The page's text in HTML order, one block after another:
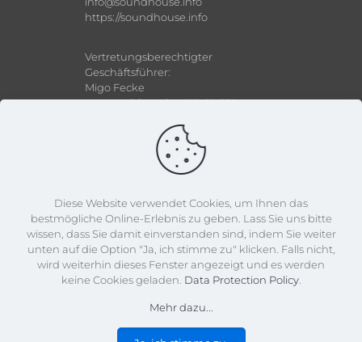
https://soundhouse.info
Vertretungsberechtigter
Geschäftsführer:
Migo Fecke
Amtsgericht Köln HRB 29 530
Umsatzsteuer-
Identifikationsnummer:
All rights reserved - sound⁄house 2024
Diese Website verwendet Cookies, um Ihnen das
bestmögliche Online-Erlebnis zu geben. Lass Sie uns bitte
wissen, dass Sie damit einverstanden sind, indem Sie weiter
unten auf die Option "Ja, ich stimme zu" klicken. Falls nicht,
wird weiterhin dieses Fenster angezeigt und es werden
keine Cookies geladen. Data Protection Policy.
Mehr dazu...